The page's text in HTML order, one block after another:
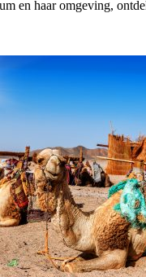
en haar omgeving,